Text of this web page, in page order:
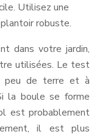
Utilisez une
robuste.
dans votre jardin,
utilisées. Le test
peu de terre et à
la boule se forme
est probablement
il est plus